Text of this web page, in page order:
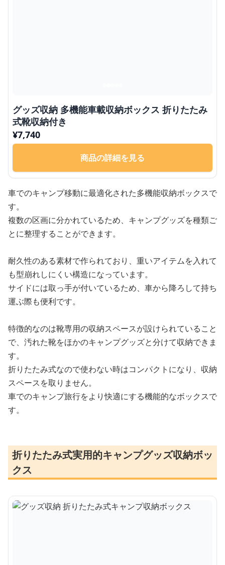
グッズ収納 多機能車載収納ボックス 折りたたみ
式靴収納付き
¥7,740
商品の詳細を見る
車でのキャンプ移動に最適化された多機能収納ボックスで
す。
複数の区画に分かれているため、キャンプグッズを種類ご
とに整理することができます。
耐久性のある素材で作られており、重いアイテムを入れて
も型崩れしにくい構造になっています。
サイドには取っ手が付いているため、車から降ろして持ち
運ぶ際も便利です。
特徴的なのは靴専用の収納スペースが設けられていること
で、汚れた靴をほかのキャンプグッズと分けて収納できま
す。
折りたたみ式なので使わない時はコンパクトになり、収納
スペースを取りません。
車でのキャンプ旅行をより快適にする機能的なボックスで
す。
折りたたみ式実用的キャンプグッズ収納ボッ
クス